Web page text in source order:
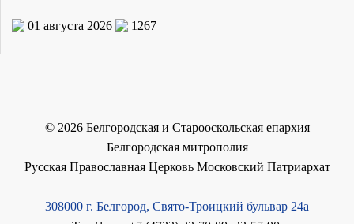
01 августа 2026 1267
© 2026Белгородская и Старооскольская епархия
Белгородская митрополия
Русская Православная Церковь Московский Патриархат
308000 г. Белгород, Свято-Троицкий бульвар 24а